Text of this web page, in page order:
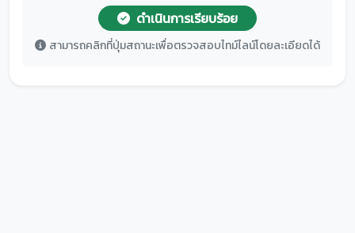
ดำเนินการเรียบร้อย
สามารถคลิกที่ปุ่มสถานะเพื่อตรวจสอบไทม์ไลน์โดยละเอียดได้